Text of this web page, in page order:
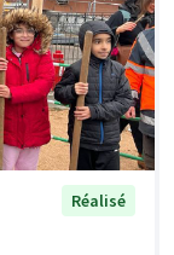
Réalisé